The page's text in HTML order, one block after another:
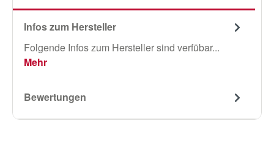
Infos zum Hersteller
Folgende Infos zum Hersteller sind verfübar...
Mehr
Bewertungen